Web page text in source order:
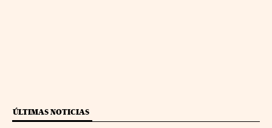
ÚLTIMAS NOTICIAS